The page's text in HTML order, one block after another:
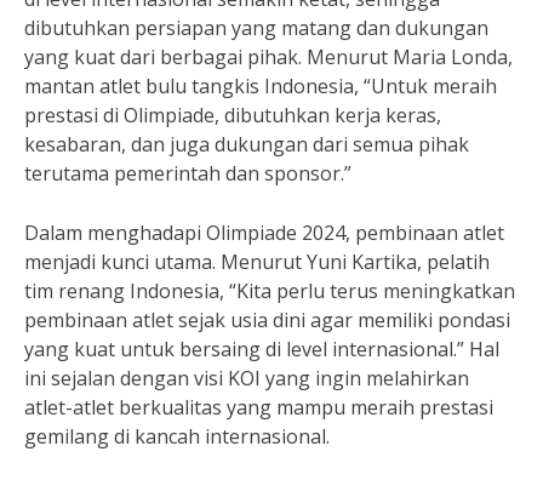
dibutuhkan persiapan yang matang dan dukungan
yang kuat dari berbagai pihak. Menurut Maria Londa,
mantan atlet bulu tangkis Indonesia, “Untuk meraih
prestasi di Olimpiade, dibutuhkan kerja keras,
kesabaran, dan juga dukungan dari semua pihak
terutama pemerintah dan sponsor.”
Dalam menghadapi Olimpiade 2024, pembinaan atlet
menjadi kunci utama. Menurut Yuni Kartika, pelatih
tim renang Indonesia, “Kita perlu terus meningkatkan
pembinaan atlet sejak usia dini agar memiliki pondasi
yang kuat untuk bersaing di level internasional.” Hal
ini sejalan dengan visi KOI yang ingin melahirkan
atlet-atlet berkualitas yang mampu meraih prestasi
gemilang di kancah internasional.